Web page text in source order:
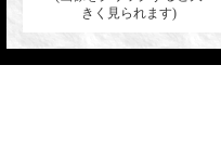
きく見られます)